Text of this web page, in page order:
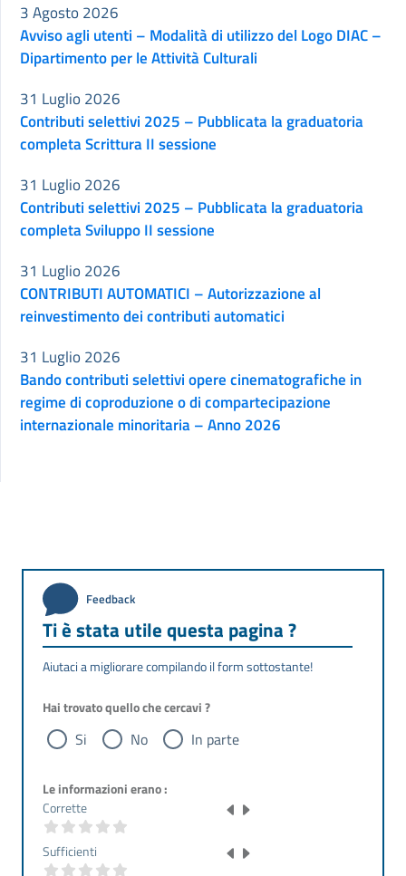
Avviso agli utenti – Modalità di utilizzo del Logo DIAC –
Dipartimento per le Attività Culturali
3 Agosto 2026
Contributi selettivi 2025 – Pubblicata la graduatoria
completa Scrittura II sessione
31 Luglio 2026
Contributi selettivi 2025 – Pubblicata la graduatoria
completa Sviluppo II sessione
31 Luglio 2026
CONTRIBUTI AUTOMATICI – Autorizzazione al
reinvestimento dei contributi automatici
31 Luglio 2026
Bando contributi selettivi opere cinematografiche in
regime di coproduzione o di compartecipazione
internazionale minoritaria – Anno 2026
31 Luglio 2026
Feedback
Ti è stata utile questa pagina ?
Aiutaci a migliorare compilando il form sottostante!
Hai trovato quello che cercavi ?
Si No In parte
Le informazioni erano :
Corrette
Sufficienti